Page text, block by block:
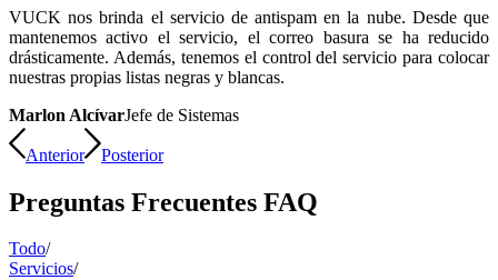
VUCK nos brinda el servicio de antispam en la nube. Desde que
mantenemos activo el servicio, el correo basura se ha reducido
drásticamente. Además, tenemos el control del servicio para colocar
nuestras propias listas negras y blancas.
Marlon AlcívarJefe de Sistemas
Anterior Posterior
Preguntas Frecuentes FAQ
Todo/
Servicios/